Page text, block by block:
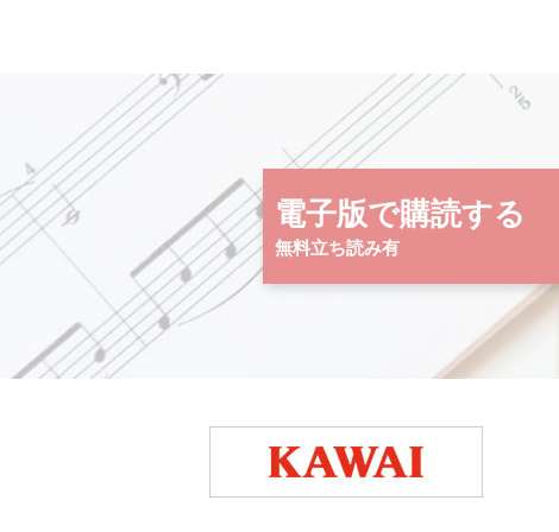
電子版で購読する
無料立ち読み有